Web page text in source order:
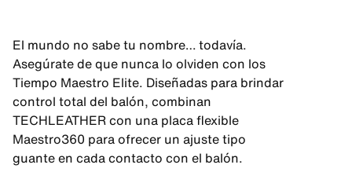
El mundo no sabe tu nombre… todavía.
Asegúrate de que nunca lo olviden con los
Tiempo Maestro Elite. Diseñadas para brindar
control total del balón, combinan
TECHLEATHER con una placa flexible
Maestro360 para ofrecer un ajuste tipo
guante en cada contacto con el balón.